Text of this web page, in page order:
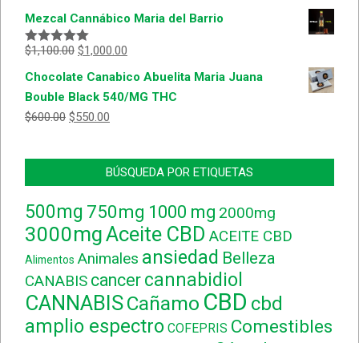
Mezcal Cannábico Maria del Barrio
Valorado
5
$1,100.00 $1,000.00
Chocolate Canabico Abuelita Maria Juana
Bouble Black 540/MG THC
$600.00 $550.00
BÚSQUEDA POR ETIQUETAS
500mg 750mg 1000 mg 2000mg
3000mgAceite CBD ACEITE CBD
Alimentos Animales ansiedad Belleza
CANABIS cancer cannabidiol
CANNABISCañamo CBD cbd
amplio espectro COFEPRIS Comestibles